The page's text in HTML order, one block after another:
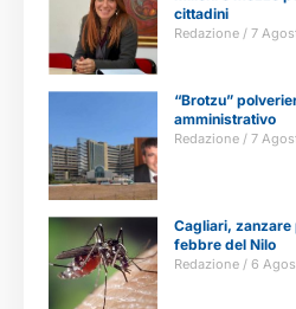
cittadini
Redazione 7
“Brotzu”
amministrativo
Redazione 7
Cagliari,
febbre del Nilo
Redazione 6